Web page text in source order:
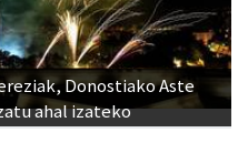
Donostiako Aste
ahal izateko